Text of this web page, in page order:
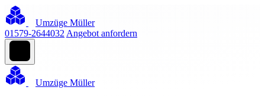
Umzüge Müller
01579-2644032 Angebot anfordern
Umzüge Müller